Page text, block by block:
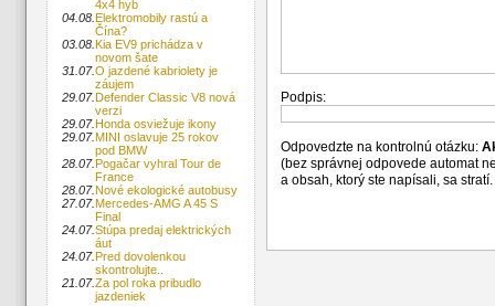
4x4 hyb
04.08.Elektromobily rastú a
Čína?
03.08.Kia EV9 prichádza v
novom šate
31.07.O jazdené kabriolety je
záujem
29.07.Defender Classic V8 nová
verzi
29.07.Honda osviežuje ikony
29.07.MINI oslavuje 25 rokov
pod BMW
28.07.Pogačar vyhral Tour de
France
28.07.Nové ekologické autobusy
27.07.Mercedes-AMG A 45 S
Final
24.07.Stúpa predaj elektrických
áut
24.07.Pred dovolenkou
skontrolujte..
21.07.Za pol roka pribudlo
jazdeniek
Podpis:
Odpovedzte na kontrolnú otázku:
(bez správnej odpovede automat
a obsah, ktorý ste napísali, sa